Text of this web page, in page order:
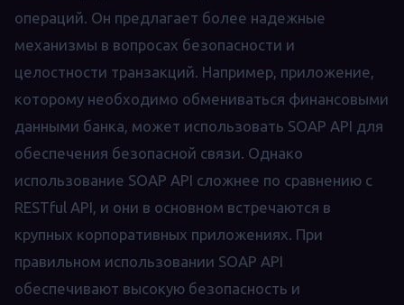
операций. Он предлагает более надежные
механизмы в вопросах безопасности и
целостности транзакций. Например, приложение,
которому необходимо обмениваться финансовыми
данными банка, может использовать SOAP API для
обеспечения безопасной связи. Однако
использование SOAP API сложнее по сравнению с
RESTful API, и они в основном встречаются в
крупных корпоративных приложениях. При
правильном использовании SOAP API
обеспечивают высокую безопасность и